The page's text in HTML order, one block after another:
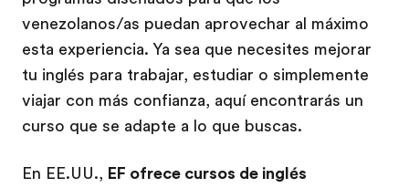
venezolanos/as puedan aprovechar al máximo
esta experiencia. Ya sea que necesites mejorar
tu inglés para trabajar, estudiar o simplemente
viajar con más confianza, aquí encontrarás un
curso que se adapte a lo que buscas.
En EE.UU., EF ofrece cursos de inglés